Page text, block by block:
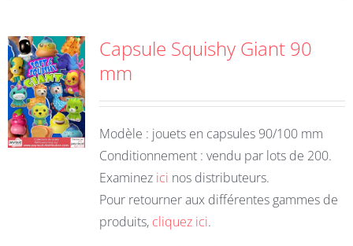
Capsule Squishy Giant 90
mm
Modèle : jouets en capsules 90/100 mm
Conditionnement : vendu par lots de 200.
Examinez ici nos distributeurs.
Pour retourner aux différentes gammes de
produits, cliquez ici.